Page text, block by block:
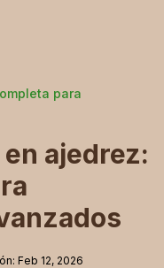
ajedrez:
: Feb 12, 2026